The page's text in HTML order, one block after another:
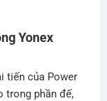
Yonex
tiến của Power
trong phần đế,